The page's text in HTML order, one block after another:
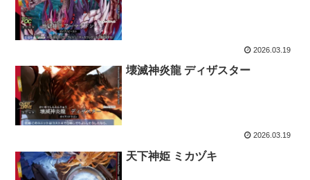
2026.03.19
壊滅神炎龍 ディザスター
2026.03.19
天下神姫 ミカヅキ